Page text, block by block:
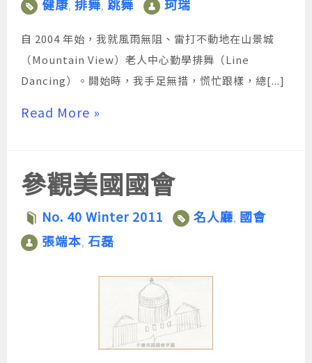
健康, 排舞, 跳舞 珂瑞
自 2004 年始，我就風雨無阻、雷打不動地在山景城
（Mountain View）老人中心勤學排舞（Line
Dancing）。開始時，我手足無措，慌忙跟樣，總[...]
Read More »
參觀美國國會
No. 40 Winter 2011 名人廳, 國會
張端本, 石磊